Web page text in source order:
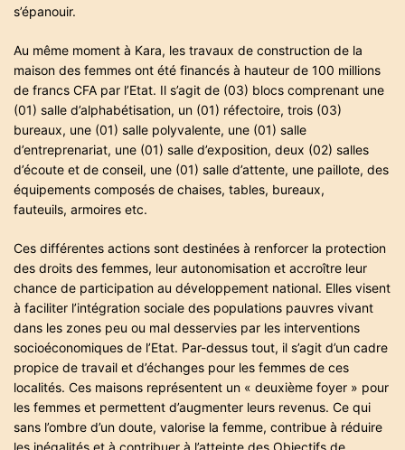
s’épanouir.
Au même moment à Kara, les travaux de construction de la
maison des femmes ont été financés à hauteur de 100 millions
de francs CFA par l’Etat. Il s’agit de (03) blocs comprenant une
(01) salle d’alphabétisation, un (01) réfectoire, trois (03)
bureaux, une (01) salle polyvalente, une (01) salle
d’entreprenariat, une (01) salle d’exposition, deux (02) salles
d’écoute et de conseil, une (01) salle d’attente, une paillote, des
équipements composés de chaises, tables, bureaux,
fauteuils, armoires etc.
Ces différentes actions sont destinées à renforcer la protection
des droits des femmes, leur autonomisation et accroître leur
chance de participation au développement national. Elles visent
à faciliter l’intégration sociale des populations pauvres vivant
dans les zones peu ou mal desservies par les interventions
socioéconomiques de l’Etat. Par-dessus tout, il s’agit d’un cadre
propice de travail et d’échanges pour les femmes de ces
localités. Ces maisons représentent un « deuxième foyer » pour
les femmes et permettent d’augmenter leurs revenus. Ce qui
sans l’ombre d’un doute, valorise la femme, contribue à réduire
les inégalités et à contribuer à l’atteinte des Objectifs de